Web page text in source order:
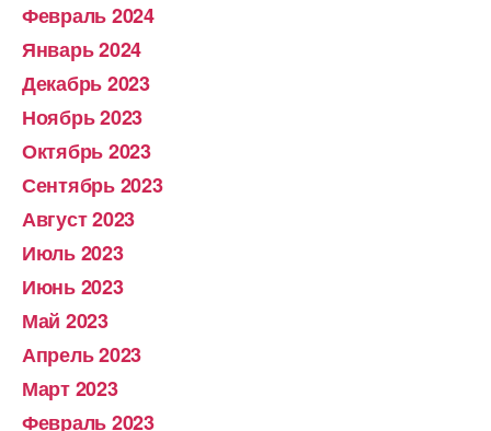
Февраль 2024
Январь 2024
Декабрь 2023
Ноябрь 2023
Октябрь 2023
Сентябрь 2023
Август 2023
Июль 2023
Июнь 2023
Май 2023
Апрель 2023
Март 2023
Февраль 2023